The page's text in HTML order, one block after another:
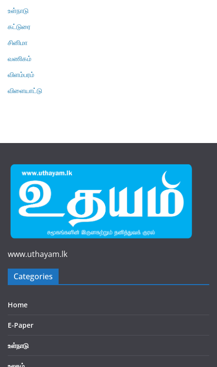
உள்நாடு
கட்டுரை
சினிமா
வணிகம்
விளம்பரம்
விளையாட்டு
www.uthayam.lk
Categories
Home
E-Paper
உள்நாடு